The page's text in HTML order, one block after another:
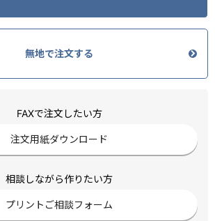
無地で注文する
FAXで注文したい方
注文用紙ダウンロード
相談しながら作りたい方
プリントご相談フォーム